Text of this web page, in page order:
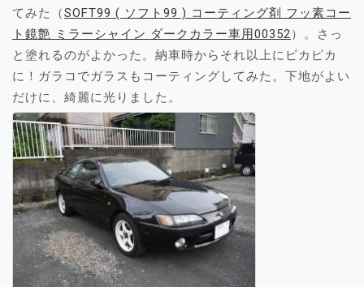
てみた（SOFT99 ( ソフト99 ) コーティング剤 フッ素コー
ト鏡艶 ミラーシャイン ダークカラー車用00352）。さっ
と塗れるのがよかった。納車時からそれ以上にピカピカ
に！ガラコでガラスもコーティングしてみた。下地がよい
だけに、綺麗に光りました。